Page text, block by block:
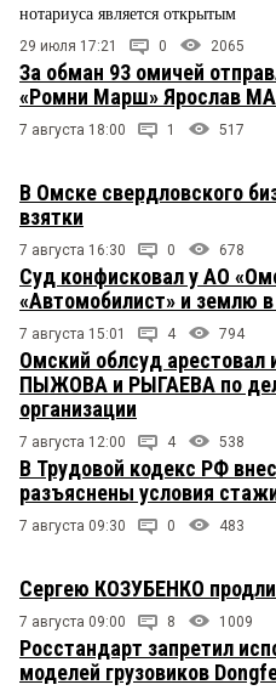
нотариуса является открытым
29 июля 17:21 0 2065
За обман 93 омичей
«Ромни Марш» Ярослав
7 августа 18:00 1 517
В Омске свердловского
взятки
7 августа 16:30 0 678
Суд конфисковал у АО
«Автомобилист» и землю
7 августа 15:01 4 794
Омский облсуд арестовал
ПЫЖОВА и РЫГАЕВА по
организации
7 августа 12:00 4 538
В Трудовой кодекс РФ
разъяснены условия
7 августа 09:30 0 483
Сергею КОЗУБЕНКО
7 августа 09:00 8 1009
Росстандарт запретил
моделей грузовиков